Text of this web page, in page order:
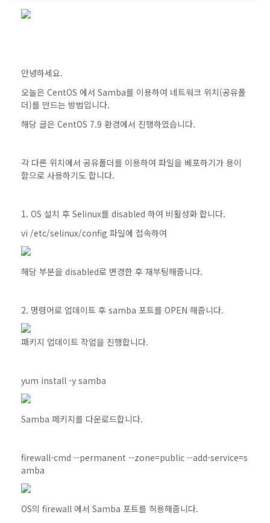
안녕하세요.
오늘은 CentOS 에서 Samba를 이용하여 네트워크 위치(공유폴
더)를 만드는 방법입니다.
해당 글은 CentOS 7.9 환경에서 진행하였습니다.
각 다른 위치에서 공유폴더를 이용하여 파일을 베포하기가 용이
함으로 사용하기도 합니다.
1. OS 설치 후 Selinux를 disabled 하여 비활성화 합니다.
vi /etc/selinux/config 파일에 접속하여
해당 부분을 disabled로 변경한 후 재부팅해줍니다.
2. 명령어로 업데이트 후 samba 포트를 OPEN 해줍니다.
패키지 업데이트 작업을 진행합니다.
yum install -y samba
Samba 페키지를 다운로드합니다.
firewall-cmd --permanent --zone=public --add-service=s
amba
OS의 firewall 에서 Samba 포트를 허용해줍니다.